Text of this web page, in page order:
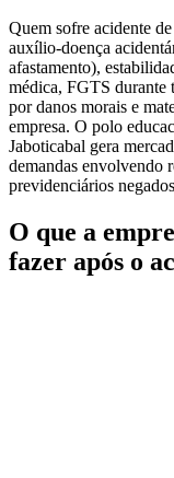
Quem sofre acidente
auxílio-doença
afastamento),
médica, FGTS durante
por danos morais e
empresa. O polo
Jaboticabal gera
demandas envolvendo
previdenciários
O que a
fazer após o